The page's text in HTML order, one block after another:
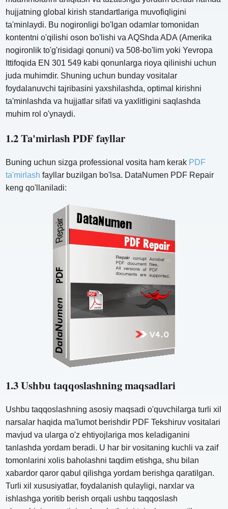
hujjatning global kirish standartlariga muvofiqligini
ta'minlaydi. Bu nogironligi bo'lgan odamlar tomonidan
kontentni o'qilishi oson bo'lishi va AQShda ADA (Amerika
nogironlik to'g'risidagi qonuni) va 508-bo'lim yoki Yevropa
Ittifoqida EN 301 549 kabi qonunlarga rioya qilinishi uchun
juda muhimdir. Shuning uchun bunday vositalar
foydalanuvchi tajribasini yaxshilashda, optimal kirishni
ta'minlashda va hujjatlar sifati va yaxlitligini saqlashda
muhim rol o'ynaydi.
1.2 Ta'mirlash PDF fayllar
Buning uchun sizga professional vosita ham kerak PDF
ta'mirlash fayllar buzilgan bo'lsa. DataNumen PDF Repair
keng qo'llaniladi:
1.3 Ushbu taqqoslashning maqsadlari
Ushbu taqqoslashning asosiy maqsadi o'quvchilarga turli xil
narsalar haqida ma'lumot berishdir PDF Tekshiruv vositalari
mavjud va ularga o'z ehtiyojlariga mos keladiganini
tanlashda yordam beradi. U har bir vositaning kuchli va zaif
tomonlarini xolis baholashni taqdim etishga, shu bilan
xabardor qaror qabul qilishga yordam berishga qaratilgan.
Turli xil xususiyatlar, foydalanish qulayligi, narxlar va
ishlashga yoritib berish orqali ushbu taqqoslash